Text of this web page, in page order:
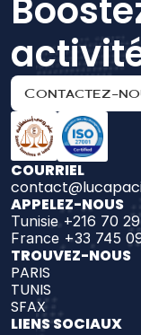
Contactez-
COURRIEL
APPELEZ-NOUS
Tunisie +216 70
France +33 745
TROUVEZ-NOUS
PARIS
TUNIS
SFAX
LIENS SOCIAUX